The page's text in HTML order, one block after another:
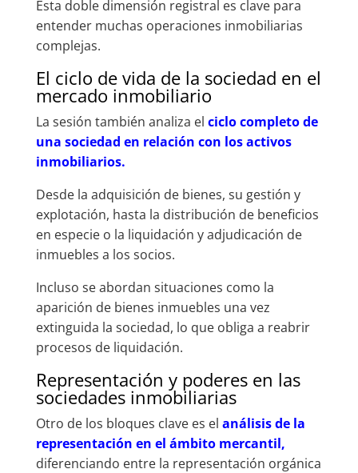
Esta doble dimensión registral es clave para
entender muchas operaciones inmobiliarias
complejas.
El ciclo de vida de la sociedad en el
mercado inmobiliario
La sesión también analiza el ciclo completo de
una sociedad en relación con los activos
inmobiliarios.
Desde la adquisición de bienes, su gestión y
explotación, hasta la distribución de beneficios
en especie o la liquidación y adjudicación de
inmuebles a los socios.
Incluso se abordan situaciones como la
aparición de bienes inmuebles una vez
extinguida la sociedad, lo que obliga a reabrir
procesos de liquidación.
Representación y poderes en las
sociedades inmobiliarias
Otro de los bloques clave es el análisis de la
representación en el ámbito mercantil,
diferenciando entre la representación orgánica